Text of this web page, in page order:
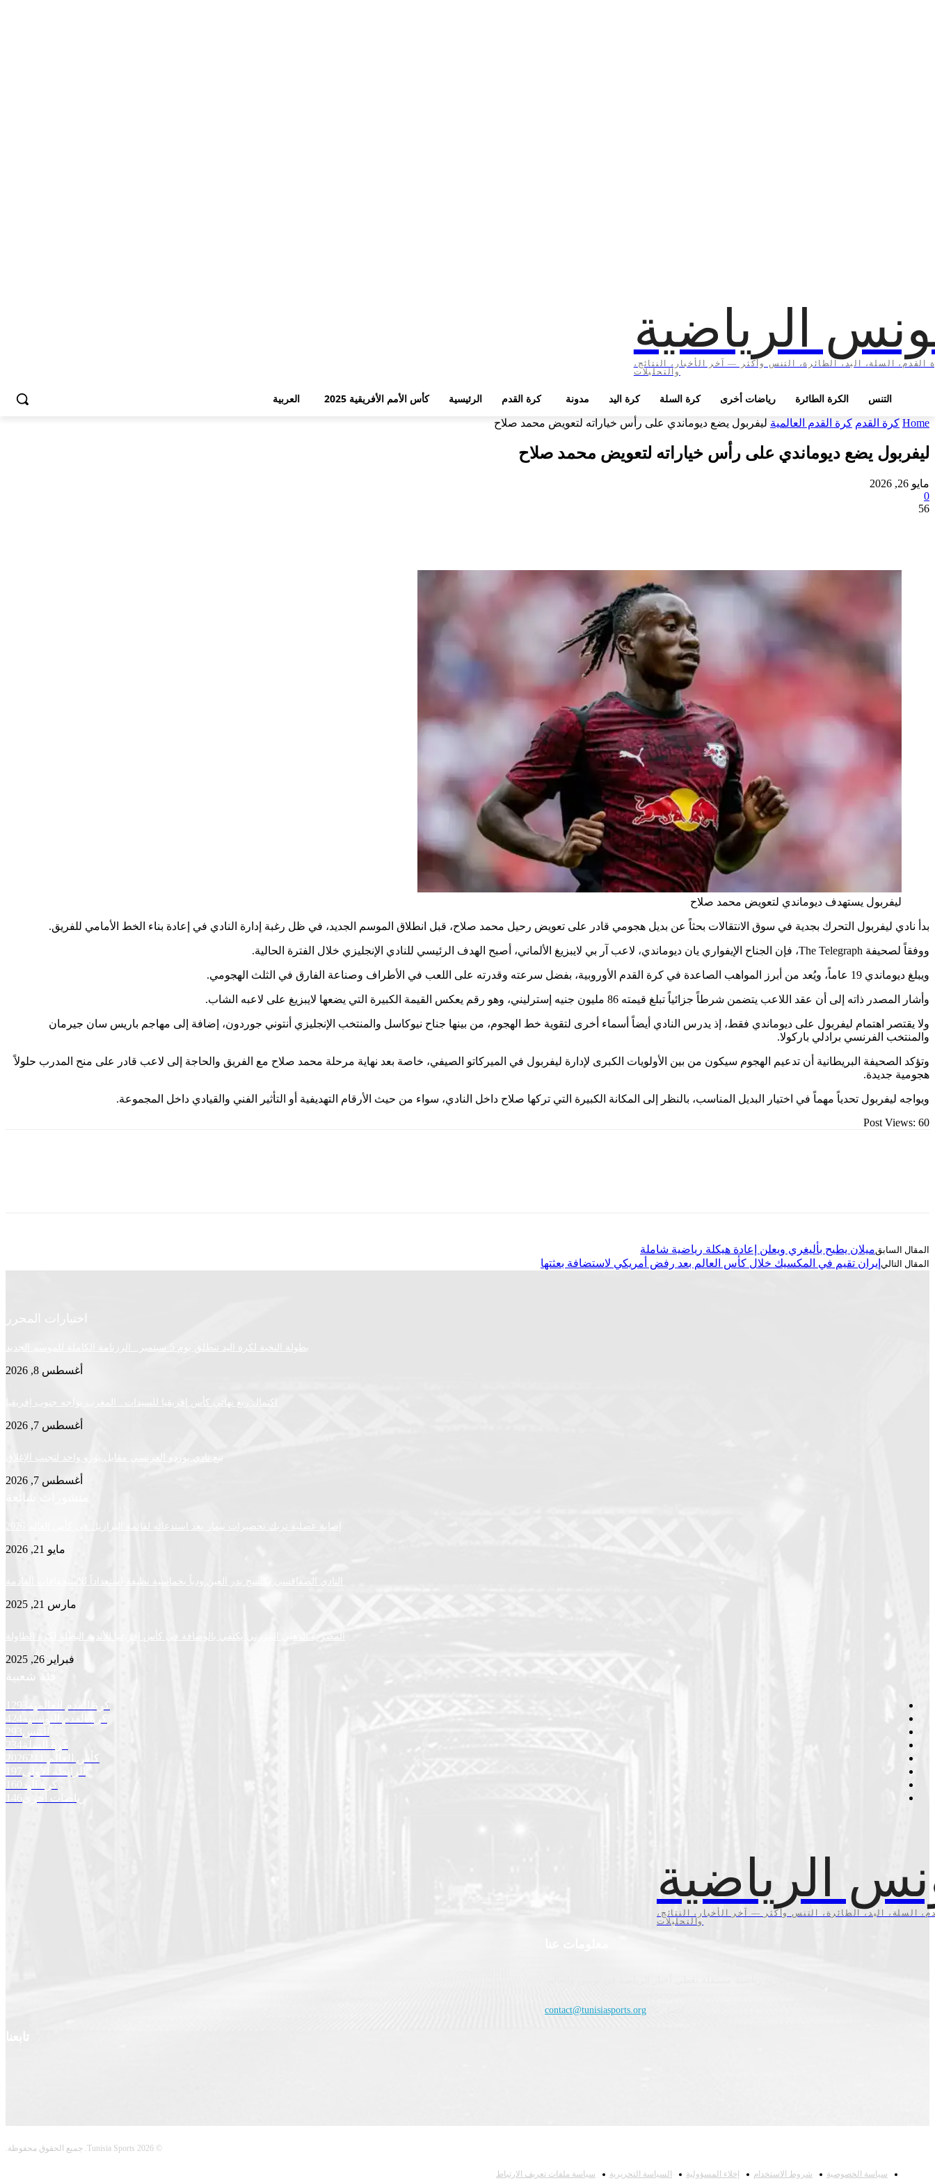
الرياضية
القدم، السلة، اليد، الطائرة، التنس وأكثر — آخر الأخبار، النتائج،
والتحليلات
التنس الكرة الطائرة رياضات أخرى كرة السلة كرة اليد مدونة كرة القدم الرئيسية كأس الأمم الأفريقية 2025 العربية
Home كرة القدم كرة القدم العالمية ليفربول يضع ديوماندي على رأس خياراته لتعويض محمد صلاح
ليفربول يضع ديوماندي على رأس خياراته لتعويض محمد صلاح
مايو 26, 2026
0
56
ليفربول يستهدف ديوماندي لتعويض محمد صلاح
بدأ نادي ليفربول التحرك بجدية في سوق الانتقالات بحثاً عن بديل هجومي قادر على تعويض رحيل محمد صلاح، قبل انطلاق الموسم الجديد، في ظل رغبة إدارة النادي في إعادة بناء الخط الأمامي للفريق.
ووفقاً لصحيفة The Telegraph، فإن الجناح الإيفواري يان ديوماندي، لاعب آر بي لايبزيغ الألماني، أصبح الهدف الرئيسي للنادي الإنجليزي خلال الفترة الحالية.
ويبلغ ديوماندي 19 عاماً، ويُعد من أبرز المواهب الصاعدة في كرة القدم الأوروبية، بفضل سرعته وقدرته على اللعب في الأطراف وصناعة الفارق في الثلث الهجومي.
وأشار المصدر ذاته إلى أن عقد اللاعب يتضمن شرطاً جزائياً تبلغ قيمته 86 مليون جنيه إسترليني، وهو رقم يعكس القيمة الكبيرة التي يضعها لايبزيغ على لاعبه الشاب.
ولا يقتصر اهتمام ليفربول على ديوماندي فقط، إذ يدرس النادي أيضاً أسماء أخرى لتقوية خط الهجوم، من بينها جناح نيوكاسل والمنتخب الإنجليزي أنتوني جوردون، إضافة إلى مهاجم باريس سان جيرمان
والمنتخب الفرنسي برادلي باركولا.
وتؤكد الصحيفة البريطانية أن تدعيم الهجوم سيكون من بين الأولويات الكبرى لإدارة ليفربول في الميركاتو الصيفي، خاصة بعد نهاية مرحلة محمد صلاح مع الفريق والحاجة إلى لاعب قادر على منح المدرب حلولاً
هجومية جديدة.
ويواجه ليفربول تحدياً مهماً في اختيار البديل المناسب، بالنظر إلى المكانة الكبيرة التي تركها صلاح داخل النادي، سواء من حيث الأرقام التهديفية أو التأثير الفني والقيادي داخل المجموعة.
Post Views: 60
ميلان يطيح بأليغري ويعلن إعادة هيكلة رياضية شاملة
إيران تقيم في المكسيك خلال كأس العالم بعد رفض أمريكي لاستضافة بعثتها
اختيارات المحرر
بطولة النخبة لكرة اليد تنطلق يوم 5 سبتمبر.. الرزنامة الكاملة للموسم الجديد
أغسطس 8, 2026
اكتمال ربع نهائي كأس إفريقيا للسيدات.. المغرب يواجه جنوب إفريقيا
أغسطس 7, 2026
بيع نادي بوردو الفرنسي مقابل يورو واحد لتجنب الإغلاق
أغسطس 7, 2026
منشورات شائعة
إصابة عضلية تربك تحضيرات نيمار بعد استدعائه لقائمة البرازيل في كأس العالم 2026
مايو 21, 2026
النادي الصفاقسي يكتسح بدر العين ودياً بخماسية نظيفة استعداداً للاستحقاقات القادمة
مارس 21, 2025
المضرب الذهبي البنزرتي يكتفي بالوصافة في كأس إفريقيا للأندية البطلة لكرة الطاولة
فبراير 26, 2025
فئة شعبية
كرة القدم العالمية
1293
كرة القدم التونسية
424
التنس
293
كرة السلة234
كأس العالم 2026
الرابطة الأولى 197
كرة اليد 160
رياضات أخرى 146
الرياضية
السلة، اليد، الطائرة، التنس وأكثر — آخر الأخبار، النتائج،
والتحليلات
اتصل بنا:contact@tunisiasports.org
© 2026 Tunisia Sports. جميع الحقوق محفوظة.
سياسة الخصوصية شروط الاستخدام إخلاء المسؤولية السياسة التحريرية سياسة ملفات تعريف الارتباط